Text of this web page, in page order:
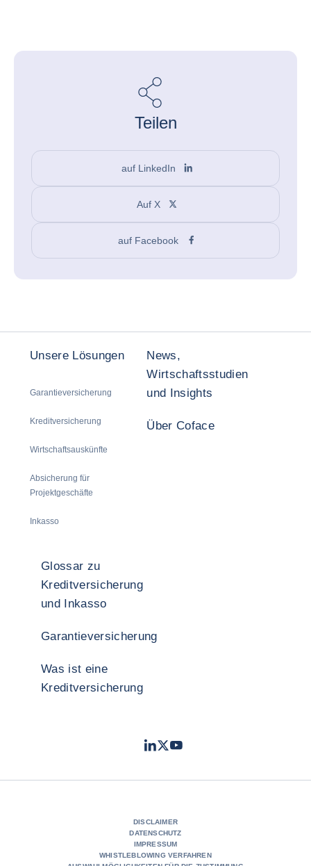
Teilen
auf LinkedIn
Auf X
auf Facebook
Unsere Lösungen
Garantieversicherung
Kreditversicherung
Wirtschaftsauskünfte
Absicherung für
Projektgeschäfte
Inkasso
News,
Wirtschaftsstudien
und Insights
Über Coface
Glossar zu
Kreditversicherung
und Inkasso
Garantieversicherung
Was ist eine
Kreditversicherung
LinkedIn
TwitterYouTube
DISCLAIMER
DATENSCHUTZ
IMPRESSUM
WHISTLEBLOWING VERFAHREN